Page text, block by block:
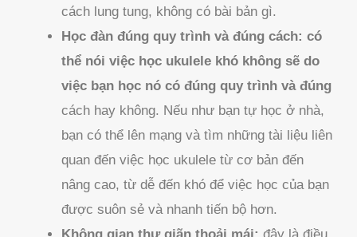
cách lung tung, không có bài bản gì.
Học đàn đúng quy trình và đúng cách: có
thể nói việc học ukulele khó không sẽ do
việc bạn học nó có đúng quy trình và đúng
cách hay không. Nếu như bạn tự học ở nhà,
bạn có thể lên mạng và tìm những tài liệu liên
quan đến việc học ukulele từ cơ bản đến
nâng cao, từ dễ đến khó để việc học của bạn
được suôn sẻ và nhanh tiến bộ hơn.